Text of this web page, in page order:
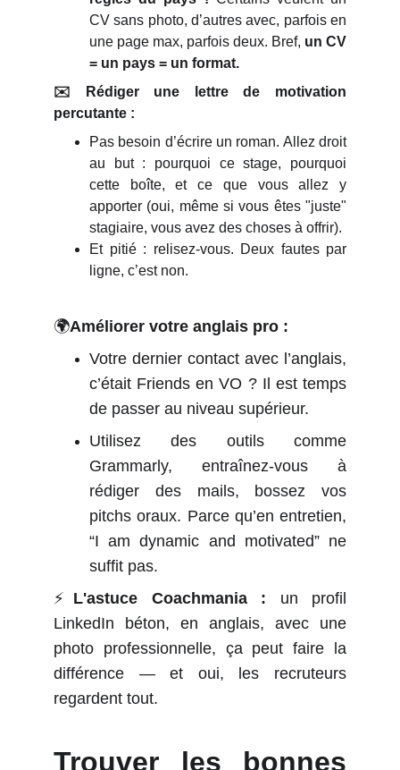
CV sans photo, d’autres avec, parfois en
une page max, parfois deux. Bref, un CV
= un pays = un format.
✉️ Rédiger une lettre de motivation
percutante :
Pas besoin d’écrire un roman. Allez droit
au but : pourquoi ce stage, pourquoi
cette boîte, et ce que vous allez y
apporter (oui, même si vous êtes "juste"
stagiaire, vous avez des choses à offrir).
Et pitié : relisez-vous. Deux fautes par
ligne, c’est non.
🌍Améliorer votre anglais pro :
Votre dernier contact avec l’anglais,
c’était Friends en VO ? Il est temps
de passer au niveau supérieur.
Utilisez des outils comme
Grammarly, entraînez-vous à
rédiger des mails, bossez vos
pitchs oraux. Parce qu’en entretien,
“I am dynamic and motivated” ne
suffit pas.
⚡ L'astuce Coachmania : un profil
LinkedIn béton, en anglais, avec une
photo professionnelle, ça peut faire la
différence — et oui, les recruteurs
regardent tout.
Trouver les bonnes